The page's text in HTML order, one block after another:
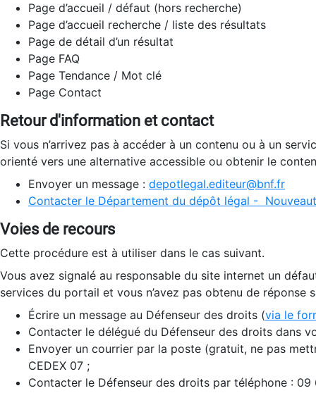
Page d’accueil / défaut (hors recherche)
Page d’accueil recherche / liste des résultats
Page de détail d’un résultat
Page FAQ
Page Tendance / Mot clé
Page Contact
Retour d'information et contact
Si vous n’arrivez pas à accéder à un contenu ou à un
orienté vers une alternative accessible ou obtenir le
Envoyer un message : depotlegal.editeur@bnf.fr
Contacter le Département du dépôt légal -
Voies de recours
Cette procédure est à utiliser dans le cas suivant.
Vous avez signalé au responsable du site internet un
services du portail et vous n’avez pas obtenu de réponse
Écrire un message au Défenseur des droits (via le
Contacter le délégué du Défenseur des droits dans
Envoyer un courrier par la poste (gratuit, ne pas
CEDEX 07 ;
Contacter le Défenseur des droits par téléphone :